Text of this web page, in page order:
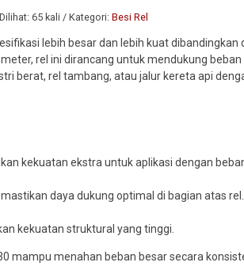
65 kali / Kategori:Besi Rel
lebih besar dan lebih kuat dibandingkan
rel ini dirancang untuk mendukung
berat, rel tambang, atau jalur kereta api
kekuatan ekstra untuk aplikasi dengan
daya dukung optimal di bagian atas rel.
kekuatan struktural yang tinggi.
mampu menahan beban besar secara